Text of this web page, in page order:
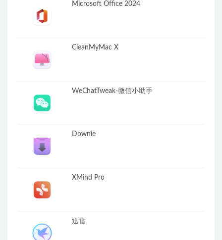
Microsoft Office 2024
CleanMyMac X
WeChatTweak-微信小助手
Downie
XMind Pro
迅雷